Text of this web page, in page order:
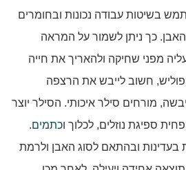
בשיטות עבודה נכונות ובחומרים
האבן. כך ניתן לשמור על המראה
מפני שחיקה ולהאריך את חייה
חשוב לייבש את הרצפה
מורחים סילר איכותי. הסילר יוצר
ספיגת נוזלים, לכלוך וכתמים.
ובהתאם לסוג האבן ולרמת